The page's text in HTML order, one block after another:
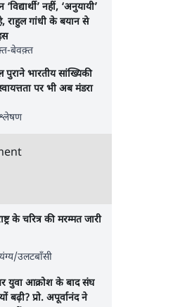
नहीं, ‘अनुयायी’
राहुल गांधी के बयान से
बेवक़्त
पुराने भारतीय सांख्यिकी
पर भी अब मंडरा
के चरित्र की मरम्मत जारी
उलटबाँसी
युवा आक्रोश के बाद संघ
बढ़ी? प्रो. अपूर्वानंद ने